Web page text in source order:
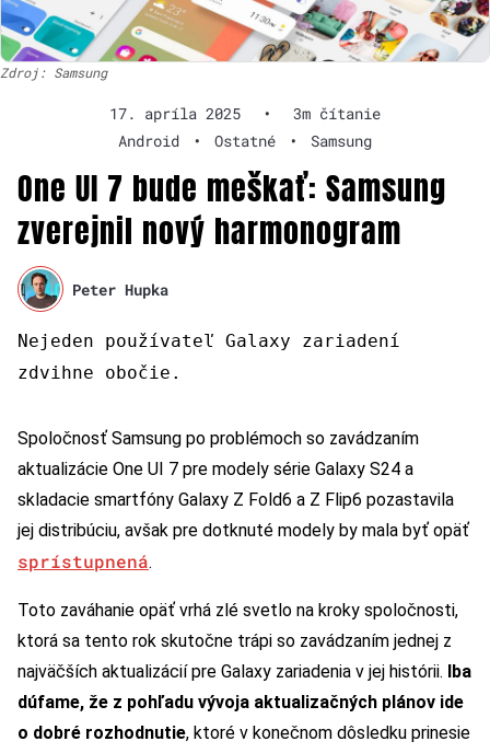
Zdroj: Samsung
17. apríla 2025 •
3m čítanie
Android
• Ostatné • Samsung
One UI 7 bude meškať: Samsung
zverejnil nový harmonogram
Peter Hupka
Nejeden používateľ Galaxy zariadení
zdvihne obočie.
Spoločnosť Samsung po problémoch so zavádzaním
aktualizácie One UI 7 pre modely série Galaxy S24 a
skladacie smartfóny Galaxy Z Fold6 a Z Flip6 pozastavila
jej distribúciu, avšak pre dotknuté modely by mala byť opäť
sprístupnená.
Toto zaváhanie opäť vrhá zlé svetlo na kroky spoločnosti,
ktorá sa tento rok skutočne trápi so zavádzaním jednej z
najväčších aktualizácií pre Galaxy zariadenia v jej histórii. Iba
dúfame, že z pohľadu vývoja aktualizačných plánov ide
o dobré rozhodnutie, ktoré v konečnom dôsledku prinesie